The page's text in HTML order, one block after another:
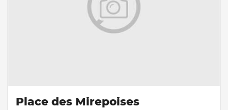
Place des Mirepoises